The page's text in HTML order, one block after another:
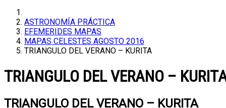
ASTRONOMÍA PRÁCTICA
EFEMERIDES MAPAS
MAPAS CELESTES AGOSTO 2016
TRIANGULO DEL VERANO – KURITA
TRIANGULO DEL VERANO –
TRIANGULO DEL VERANO – KURITA